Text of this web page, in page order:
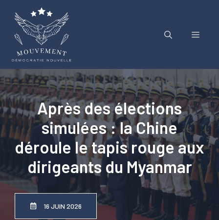
contenu
Menu
Après des élections
simulées : la Chine
déroule le tapis rouge aux
dirigeants du Myanmar
16 JUIN 2026